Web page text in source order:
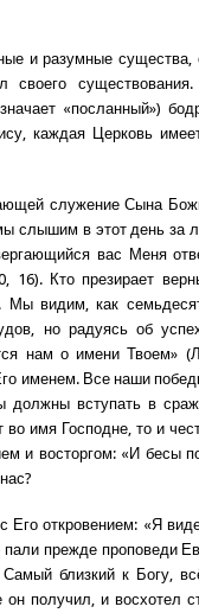
и разумные существа,
«посланный»)
каждая Церковь
служение Сына
слышим в этот день за
вас Меня
16). Кто презирает
видим, как
но радуясь об
нам о имени Твоем»
именем. Все наши
вступать в
имя Господне, то и
и восторгом: «И бесы
Его откровением: «Я
прежде проповеди
близкий к Богу,
получил, и восхотел